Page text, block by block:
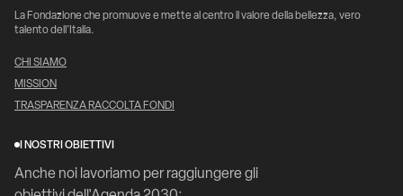
La Fondazione che promuove e mette al centro il valore della bellezza, vero
talento dell’Italia.
CHI SIAMO
MISSION
TRASPARENZA RACCOLTA FONDI
I NOSTRI OBIETTIVI
Anche noi lavoriamo per raggiungere gli